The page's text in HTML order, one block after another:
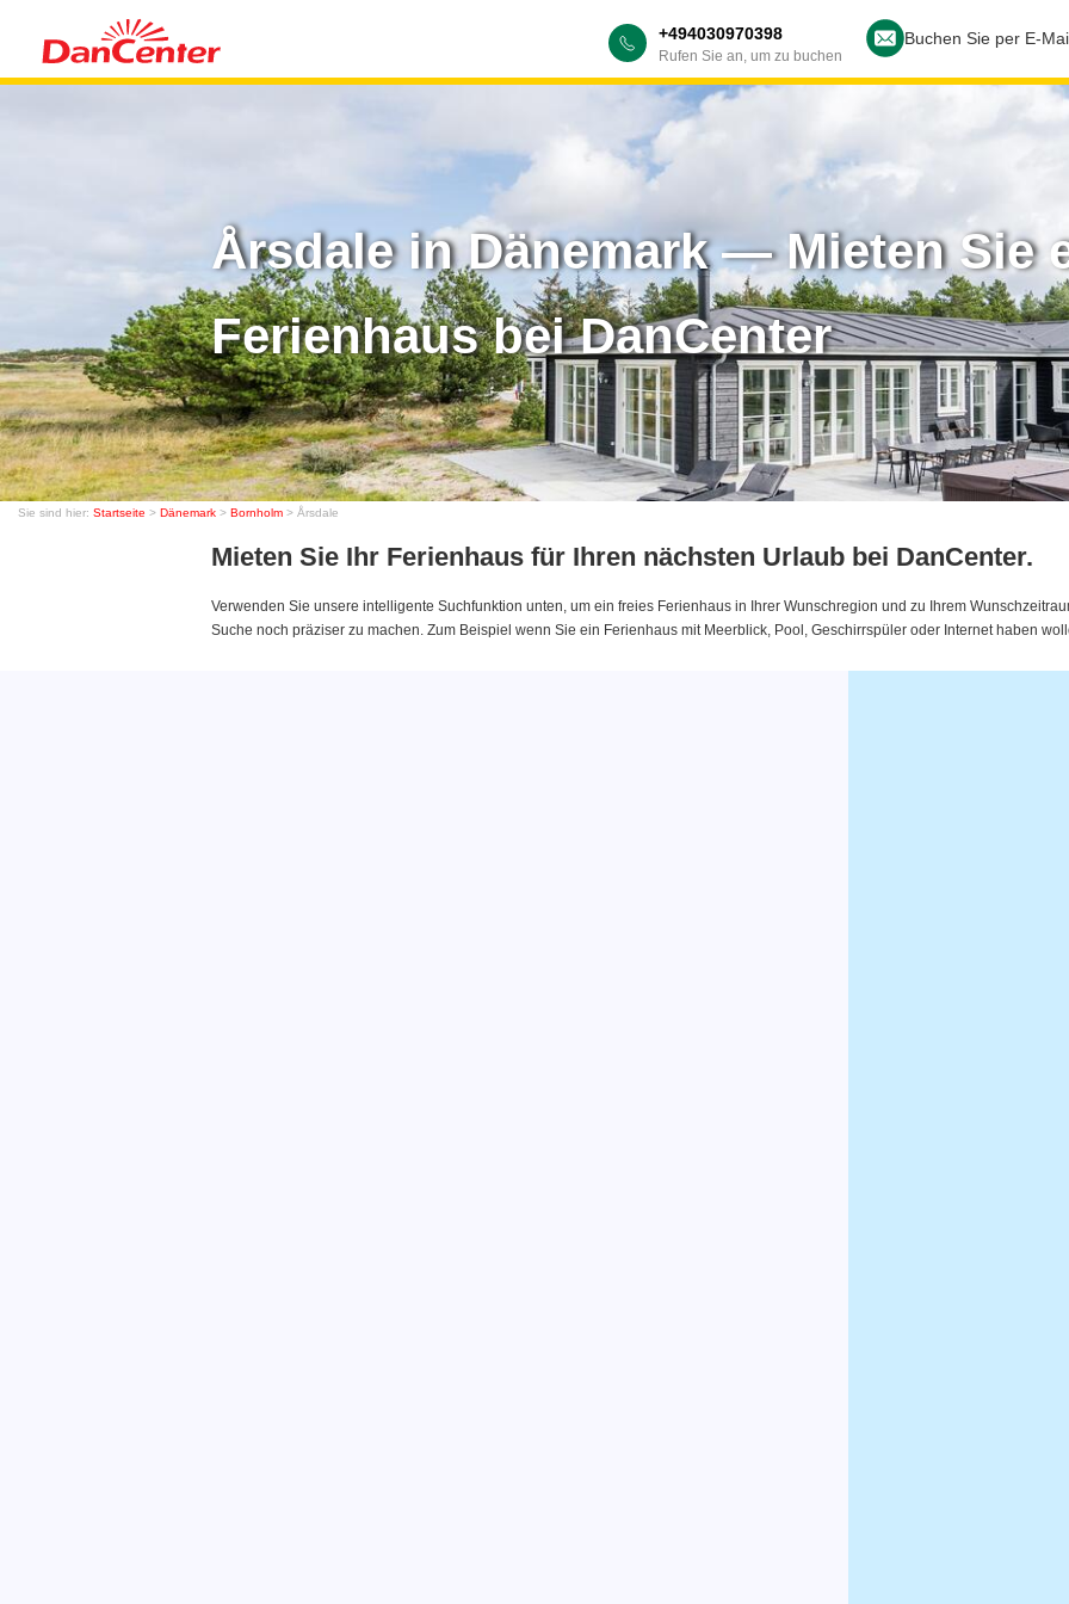
+494030970398
Rufen Sie an, um zu buchen
Buchen Sie per E-
Årsdale in Dänemark — Mieten Sie
Ferienhaus bei DanCenter
Sie sind hier: Startseite > Dänemark > Bornholm > Årsdale
Mieten Sie Ihr Ferienhaus für Ihren nächsten Urlaub bei DanCenter.
Verwenden Sie unsere intelligente Suchfunktion unten, um ein freies Ferienhaus in Ihrer Wunschregion und zu Ihrem
Suche noch präziser zu machen. Zum Beispiel wenn Sie ein Ferienhaus mit Meerblick, Pool, Geschirrspüler oder Internet haben